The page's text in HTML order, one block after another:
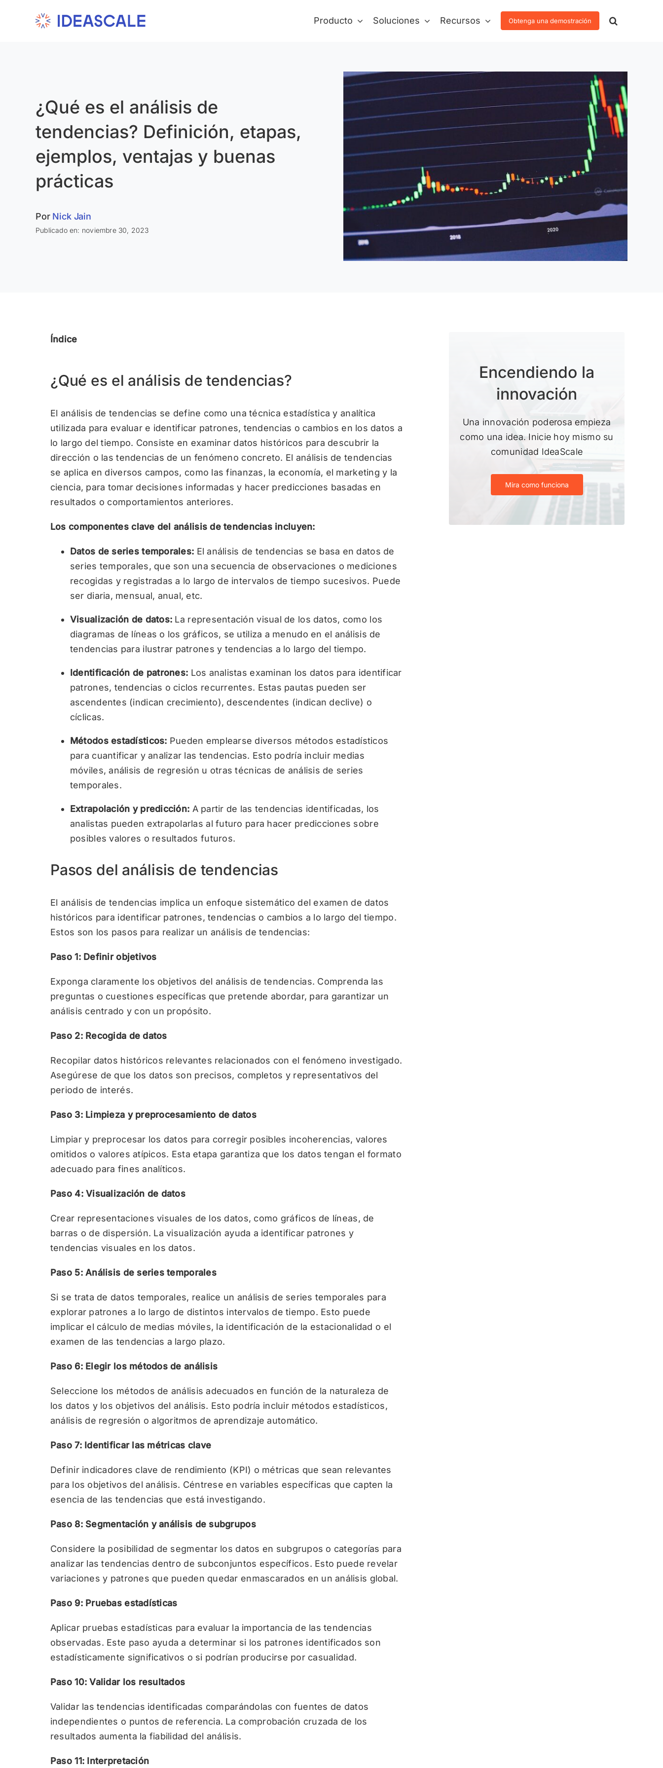
Producto Soluciones Recursos Obtenga una demostración
¿Qué es el análisis de
tendencias? Definición, etapas,
ejemplos, ventajas y buenas
prácticas
Por Nick Jain
Publicado en: noviembre 30, 2023
Índice
¿Qué es el análisis de tendencias?
El análisis de tendencias se define como una técnica estadística y analítica
utilizada para evaluar e identificar patrones, tendencias o cambios en los datos a
lo largo del tiempo. Consiste en examinar datos históricos para descubrir la
dirección o las tendencias de un fenómeno concreto. El análisis de tendencias
se aplica en diversos campos, como las finanzas, la economía, el marketing y la
ciencia, para tomar decisiones informadas y hacer predicciones basadas en
resultados o comportamientos anteriores.
Los componentes clave del análisis de tendencias incluyen:
Datos de series temporales: El análisis de tendencias se basa en datos de
series temporales, que son una secuencia de observaciones o mediciones
recogidas y registradas a lo largo de intervalos de tiempo sucesivos. Puede
ser diaria, mensual, anual, etc.
Visualización de datos: La representación visual de los datos, como los
diagramas de líneas o los gráficos, se utiliza a menudo en el análisis de
tendencias para ilustrar patrones y tendencias a lo largo del tiempo.
Identificación de patrones: Los analistas examinan los datos para identificar
patrones, tendencias o ciclos recurrentes. Estas pautas pueden ser
ascendentes (indican crecimiento), descendentes (indican declive) o
cíclicas.
Métodos estadísticos: Pueden emplearse diversos métodos estadísticos
para cuantificar y analizar las tendencias. Esto podría incluir medias
móviles, análisis de regresión u otras técnicas de análisis de series
temporales.
Extrapolación y predicción: A partir de las tendencias identificadas, los
analistas pueden extrapolarlas al futuro para hacer predicciones sobre
posibles valores o resultados futuros.
Pasos del análisis de tendencias
El análisis de tendencias implica un enfoque sistemático del examen de datos
históricos para identificar patrones, tendencias o cambios a lo largo del tiempo.
Estos son los pasos para realizar un análisis de tendencias:
Paso 1: Definir objetivos
Exponga claramente los objetivos del análisis de tendencias. Comprenda las
preguntas o cuestiones específicas que pretende abordar, para garantizar un
análisis centrado y con un propósito.
Paso 2: Recogida de datos
Recopilar datos históricos relevantes relacionados con el fenómeno investigado.
Asegúrese de que los datos son precisos, completos y representativos del
periodo de interés.
Paso 3: Limpieza y preprocesamiento de datos
Limpiar y preprocesar los datos para corregir posibles incoherencias, valores
omitidos o valores atípicos. Esta etapa garantiza que los datos tengan el formato
adecuado para fines analíticos.
Paso 4: Visualización de datos
Crear representaciones visuales de los datos, como gráficos de líneas, de
barras o de dispersión. La visualización ayuda a identificar patrones y
tendencias visuales en los datos.
Paso 5: Análisis de series temporales
Si se trata de datos temporales, realice un análisis de series temporales para
explorar patrones a lo largo de distintos intervalos de tiempo. Esto puede
implicar el cálculo de medias móviles, la identificación de la estacionalidad o el
examen de las tendencias a largo plazo.
Paso 6: Elegir los métodos de análisis
Seleccione los métodos de análisis adecuados en función de la naturaleza de
los datos y los objetivos del análisis. Esto podría incluir métodos estadísticos,
análisis de regresión o algoritmos de aprendizaje automático.
Paso 7: Identificar las métricas clave
Definir indicadores clave de rendimiento (KPI) o métricas que sean relevantes
para los objetivos del análisis. Céntrese en variables específicas que capten la
esencia de las tendencias que está investigando.
Paso 8: Segmentación y análisis de subgrupos
Considere la posibilidad de segmentar los datos en subgrupos o categorías para
analizar las tendencias dentro de subconjuntos específicos. Esto puede revelar
variaciones y patrones que pueden quedar enmascarados en un análisis global.
Paso 9: Pruebas estadísticas
Aplicar pruebas estadísticas para evaluar la importancia de las tendencias
observadas. Este paso ayuda a determinar si los patrones identificados son
estadísticamente significativos o si podrían producirse por casualidad.
Paso 10: Validar los resultados
Validar las tendencias identificadas comparándolas con fuentes de datos
independientes o puntos de referencia. La comprobación cruzada de los
resultados aumenta la fiabilidad del análisis.
Paso 11: Interpretación
Encendiendo la
innovación
Una innovación poderosa empieza
como una idea. Inicie hoy mismo su
comunidad IdeaScale
Mira como funciona